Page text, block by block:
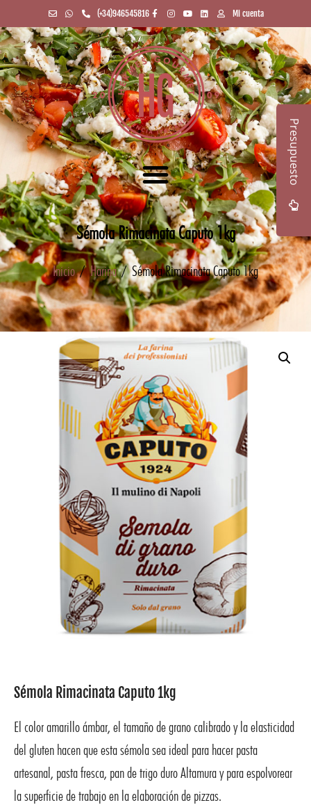
(+34)946545816 Mi cuenta
Sémola Rimacinata Caputo 1kg
Inicio/Harina/ Sémola Rimacinata Caputo 1kg
Sémola Rimacinata Caputo 1kg
El color amarillo ámbar, el tamaño de grano calibrado y la elasticidad
del gluten hacen que esta sémola sea ideal para hacer pasta
artesanal, pasta fresca, pan de trigo duro Altamura y para espolvorear
la superficie de trabajo en la elaboración de pizzas.
Presupuesto